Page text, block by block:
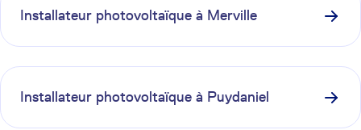
Installateur photovoltaïque à Merville
Installateur photovoltaïque à Puydaniel